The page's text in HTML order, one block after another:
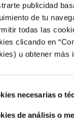
publicidad
de tu
todas las
clicando en
u obtener más
necesarias o
de análisis o
566 522